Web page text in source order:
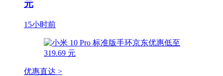
元
15小时前
优惠直达 >